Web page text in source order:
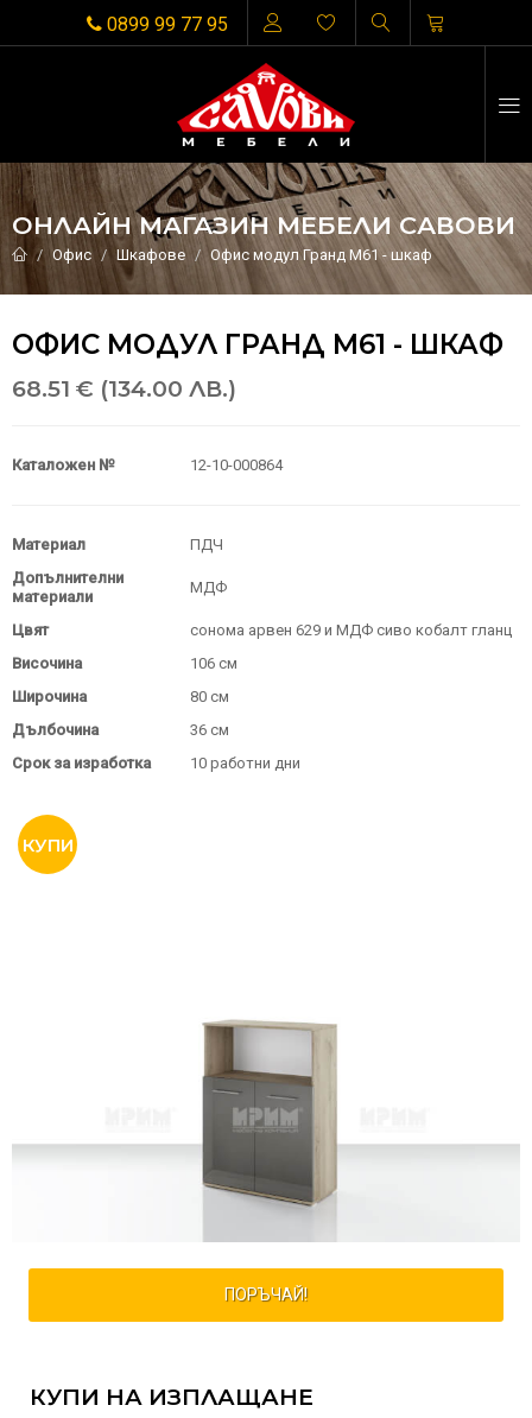
0899 99 77 95
ОНЛАЙН МАГАЗИН МЕБЕЛИ САВОВИ
Офис Шкафове Офис модул Гранд М61 - шкаф
ОФИС МОДУЛ ГРАНД М61 - ШКАФ
68.51 € (134.00 ЛВ.)
Каталожен № 12-10-000864
Материал
ПДЧ
Допълнителни
материали
МДФ
Цвят
сонома арвен 629 и МДФ сиво кобалт гланц
Височина
106 см
Широчина
80 см
Дълбочина
36 см
Срок за изработка
10 работни дни
ПОРЪЧАЙ!
КУПИ НА ИЗПЛАЩАНЕ